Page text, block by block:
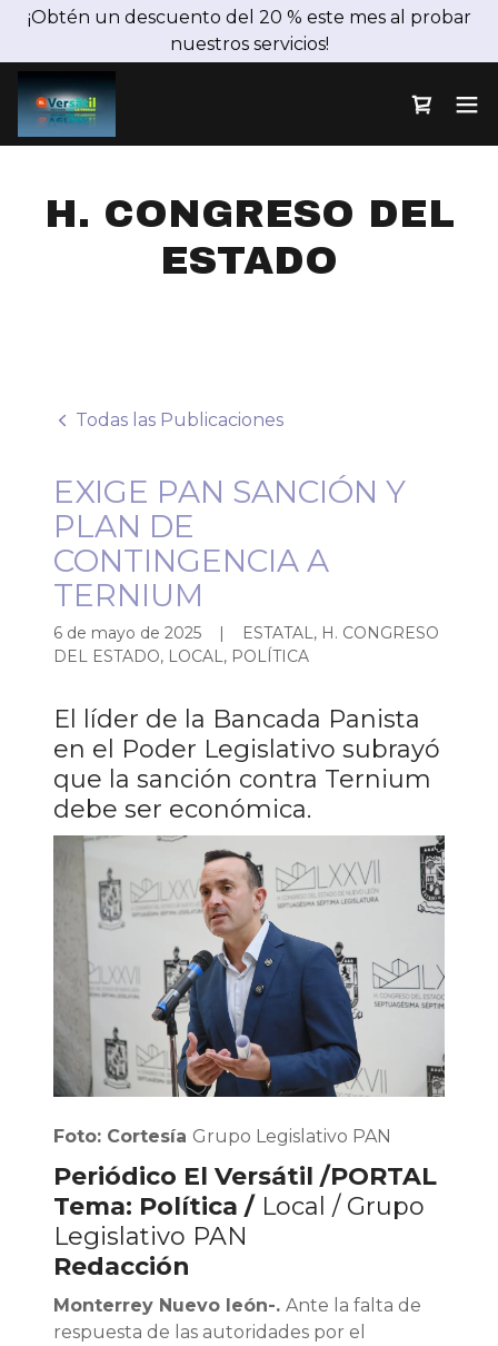
¡Obtén un descuento del 20 % este mes al probar
nuestros servicios!
H. CONGRESO DEL
ESTADO
Todas las Publicaciones
EXIGE PAN SANCIÓN Y
PLAN DE
CONTINGENCIA A
TERNIUM
6 de mayo de 2025 |
ESTATAL, H. CONGRESO
DEL ESTADO, LOCAL, POLÍTICA
El líder de la Bancada Panista
en el Poder Legislativo subrayó
que la sanción contra Ternium
debe ser económica.
Foto: Cortesía Grupo Legislativo PAN
Periódico El Versátil /PORTAL
Tema: Política /Local / Grupo
Legislativo PAN
Redacción
Monterrey Nuevo león-. Ante la falta de
respuesta de las autoridades por el